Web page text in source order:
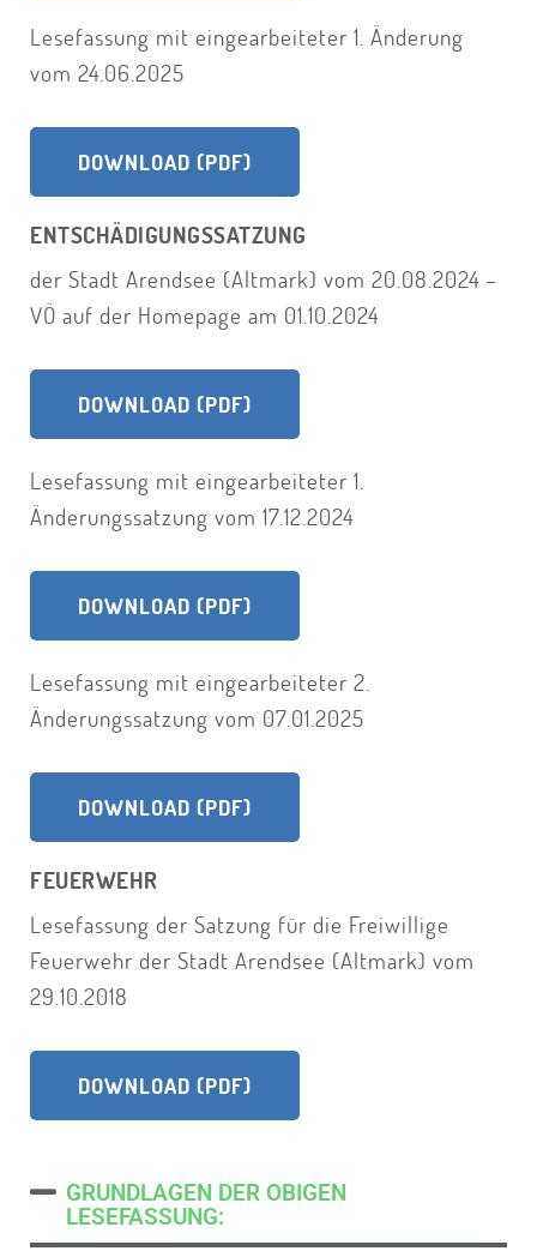
Lesefassung mit eingearbeiteter 1. Änderung
vom 24.06.2025
DOWNLOAD (PDF)
ENTSCHÄDIGUNGSSATZUNG
der Stadt Arendsee (Altmark) vom 20.08.2024 –
VÖ auf der Homepage am 01.10.2024
DOWNLOAD (PDF)
Lesefassung mit eingearbeiteter 1.
Änderungssatzung vom 17.12.2024
DOWNLOAD (PDF)
Lesefassung mit eingearbeiteter 2.
Änderungssatzung vom 07.01.2025
DOWNLOAD (PDF)
FEUERWEHR
Lesefassung der Satzung für die Freiwillige
Feuerwehr der Stadt Arendsee (Altmark) vom
29.10.2018
DOWNLOAD (PDF)
GRUNDLAGEN DER OBIGEN
LESEFASSUNG: